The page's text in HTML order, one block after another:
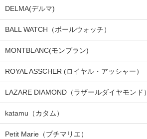
DELMA(デルマ)
BALL WATCH（ボールウォッチ）
MONTBLANC(モンブラン)
ROYAL ASSCHER (ロイヤル・アッシャー）
LAZARE DIAMOND（ラザールダイヤモンド）
katamu（カタム）
Petit Marie（プチマリエ）